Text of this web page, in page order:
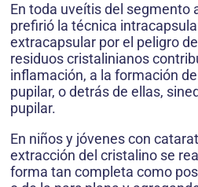
En toda uveítis del segmento
prefirió la técnica
extracapsular por el peligro
residuos cristalinianos
inflamación, a la formación
pupilar, o detrás de ellas,
pupilar.
En niños y jóvenes con
extracción del cristalino se
forma tan completa como